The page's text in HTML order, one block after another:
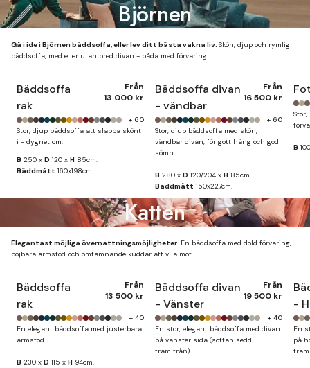
Björnen
Gå i ide i Björnen bäddsoffa, eller lev ditt bästa vakna liv. Skön, djup och rymlig
bäddsoffa, med eller utan bred divan - båda med förvaring.
Bäddsoffa
rak
Från
13 000 kr
+ 60
Stor, djup bäddsoffa att slappa skönt
i - dygnet om.
B 250 x D 120 x H 85cm.
Bäddmått 160x198cm.
Bäddsoffa divan
- vändbar
Från
16 500 kr
+ 60
Stor, djup bäddsoffa med skön,
vändbar divan, för gott häng och god
sömn.
B 280 x D 120/204 x H 85cm.
Bäddmått 150x227cm.
B
Katten
Elegantast möjliga övernattningsmöjligheter. En bäddsoffa med dold förvaring,
böjbara armstöd och omfamnande kuddar att vila mot.
Bäddsoffa
rak
Från
13 500 kr
+ 40
En elegant bäddsoffa med justerbara
armstöd.
B 230 x D 115 x H 94cm.
Bäddsoffa divan
- Vänster
Från
19 500 kr
+ 40
En stor, elegant bäddsoffa med divan
på vänster sida (soffan sedd
framifrån).
-
En
på